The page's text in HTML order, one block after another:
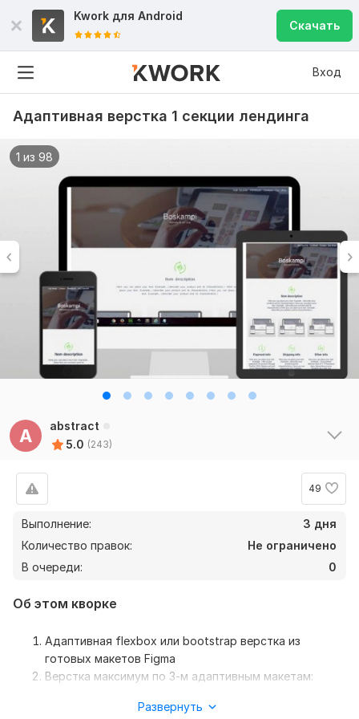
Kwork для Android
Скачать
Вход
Адаптивная верстка 1 секции лендинга
1 из 98
A
abstract
5.0 (243)
49
Выполнение:
3 дня
Количество правок:
Не ограничено
В очереди:
0
Об этом кворке
Адаптивная flexbox или bootstrap верстка из
готовых макетов Figma
Верстка максимум по 3-м адаптивным макетам:
Объем - 1 секция (где секция - это хедер, футер,
Развернуть